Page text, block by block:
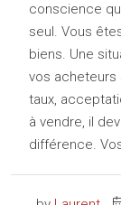
conscience
seul. Vous
biens. Une
vos acheteurs
taux,
à vendre, il
différence.